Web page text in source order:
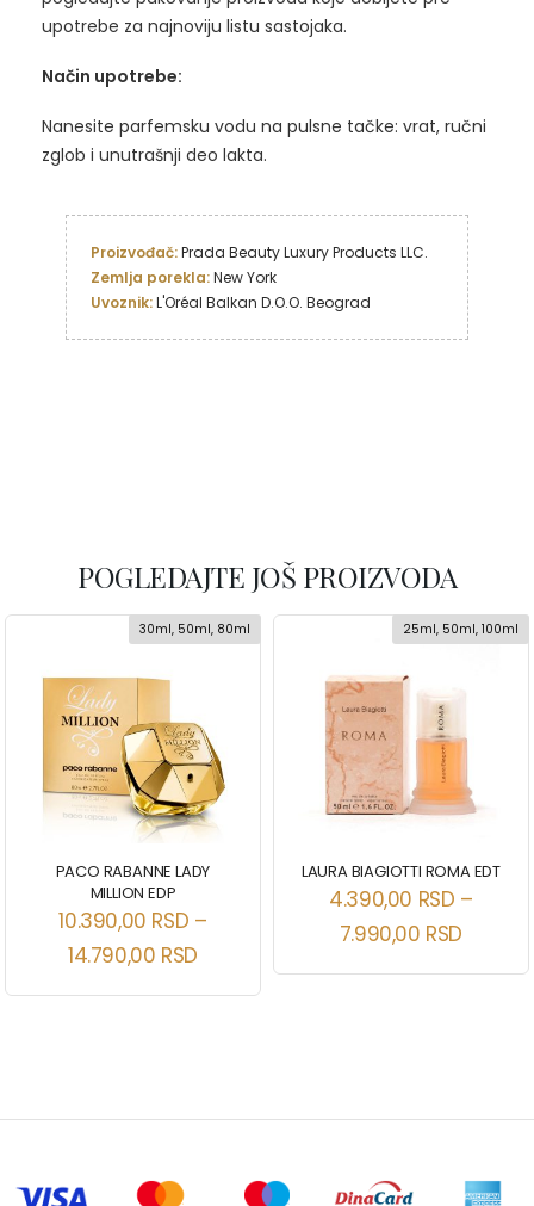
upotrebe za najnoviju listu sastojaka.
Način upotrebe:
Nanesite parfemsku vodu na pulsne tačke: vrat, ručni
zglob i unutrašnji deo lakta.
Proizvođač:
Zemlja porekla:
Uvoznik: L'Oréal Balkan D.O.O. Beograd
POGLEDAJTE JOŠ PROIZVODA
30ml, 50ml, 80ml
PACO RABANNE LADY
MILLION EDP
10.390,00 RSD –
14.790,00 RSD
25ml, 50ml, 100ml
LAURA BIAGIOTTI ROMA EDT
4.390,00 RSD –
7.990,00 RSD